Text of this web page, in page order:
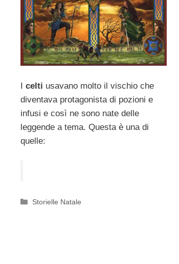
I celti usavano molto il vischio che
diventava protagonista di pozioni e
infusi e così ne sono nate delle
leggende a tema. Questa è una di
quelle:
Categorie
Storielle Natale